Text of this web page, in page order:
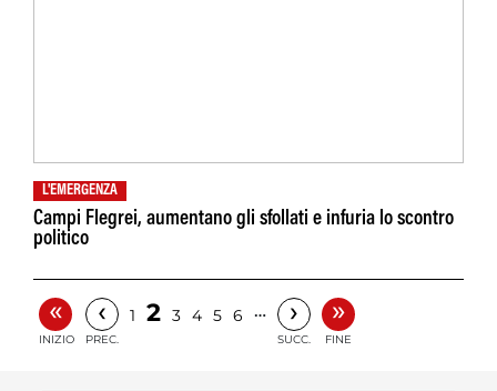
L'EMERGENZA
Campi Flegrei, aumentano gli sfollati e infuria lo scontro
politico
«
INIZIO
‹
PREC.
1 2 3 4 5 6 … ›
SUCC.
»
FINE